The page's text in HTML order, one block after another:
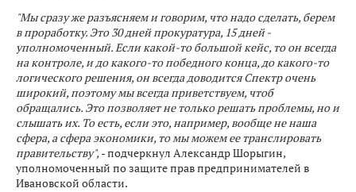
"Мы сразу же разъясняем и говорим, что надо сделать, берем
в проработку. Это 30 дней прокуратура, 15 дней -
уполномоченный. Если какой-то большой кейс, то он всегда
на контроле, и до какого-то победного конца, до какого-то
логического решения, он всегда доводится Спектр очень
широкий, поэтому мы всегда приветствуем, чтоб
обращались. Это позволяет не только решать проблемы, но и
слышать их. То есть, если это, например, вообще не наша
сфера, а сфера экономики, то мы можем ее транслировать
правительству", - подчеркнул Александр Шорыгин,
уполномоченный по защите прав предпринимателей в
Ивановской области.